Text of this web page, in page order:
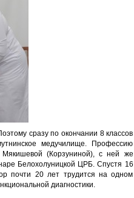
сразу по окончании 8 классов
медучилище. Профессию
(Корзуниной), с ней же
Белохолуницкой ЦРБ. Спустя 16
почти 20 лет трудится на одном
диагностики.